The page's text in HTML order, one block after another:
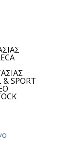
& SPORT